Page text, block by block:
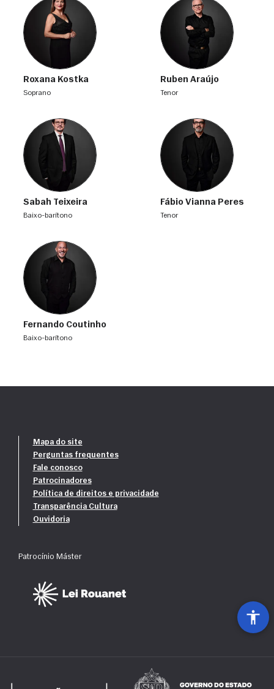
Roxana Kostka
soprano
Ruben Araújo
tenor
Sabah Teixeira
baixo-barítono
Fábio Vianna Peres
tenor
Fernando Coutinho
baixo-barítono
Mapa do site
Perguntas frequentes
Fale conosco
Patrocinadores
Política de direitos e privacidade
Transparência Cultura
Ouvidoria
Patrocínio Máster